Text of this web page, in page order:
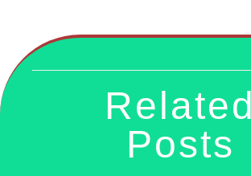
Related
Posts